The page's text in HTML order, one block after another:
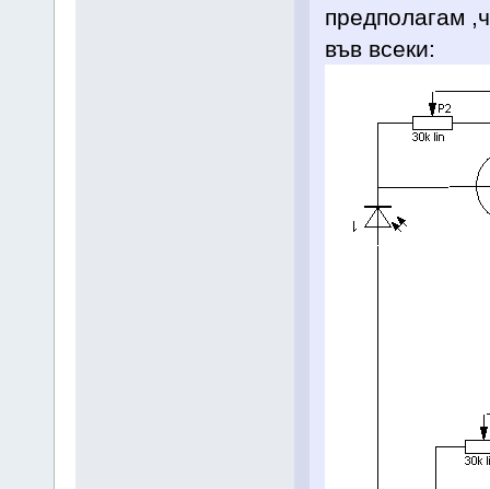
предполагам
във всеки: